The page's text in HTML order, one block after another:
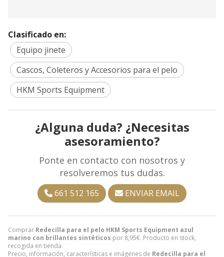
Comprar Redecilla para el pelo HKM Sports Equipment azul
marino con brillantes sintéticos por 8,95€. Producto en stock,
recogida en tienda.
Precio, información, características e imágenes de Redecilla para el
Clasificado en:
Equipo jinete
Cascos, Coleteros y Accesorios para el pelo
HKM Sports Equipment
¿Alguna duda? ¿Necesitas
asesoramiento?
Ponte en contacto con nosotros y
resolveremos tus dudas.
661 512 165 ENVIAR EMAIL